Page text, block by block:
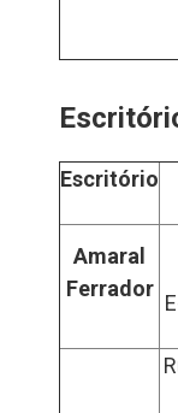
Escritório
Amaral
Ferrador